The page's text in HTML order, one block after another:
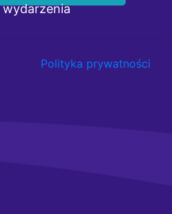
wydarzenia
Polityka prywatności